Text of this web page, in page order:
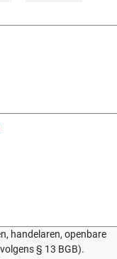
handelaren, openbare
§ 13 BGB).